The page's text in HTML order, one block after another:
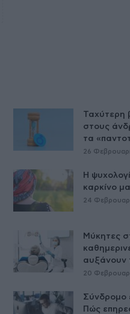
Ταχύτερη
στους
τα
26
Η
καρκίνο
24
Μύκητες
αυξάνουν
20
Σύνδρομο
Πώς